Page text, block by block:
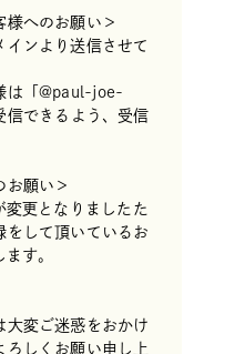
様へのお願い＞
ンより送信させて
は「@paul-joe-
できるよう、受信
お願い＞
更となりましたた
をして頂いているお
す。
大変ご迷惑をおかけ
ろしくお願い申し上